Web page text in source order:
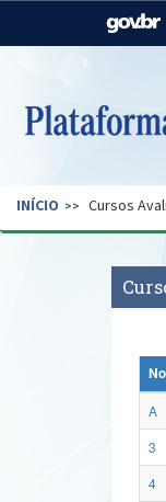
Casa Civil
Pecuária
INÍCIO Cursos
A
3
4